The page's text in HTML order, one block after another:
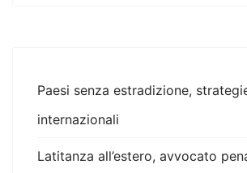
Paesi senza estradizione,
internazionali
Latitanza all’estero, avvocato